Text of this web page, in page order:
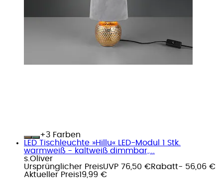
+
Farben
LED Tischleuchte »Hillu« LED-Modul 1 Stk.
warmweiß - kaltweiß dimmbar,...
s.Oliver
Ursprünglicher PreisUVP 76,50 €Rabatt- 56,06 €
Aktueller Preis19,99 €